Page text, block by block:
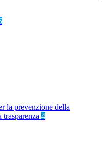
la prevenzione della
4